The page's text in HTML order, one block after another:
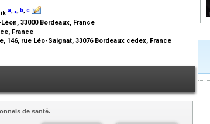
a,⁎, b,c
33000 Bordeaux, France
France
rue Léo-Saignat, 33076 Bordeaux cedex, France
de santé.